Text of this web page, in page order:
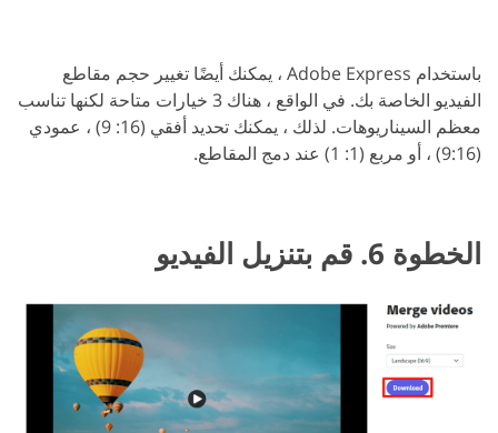
باستخدام Adobe Express ، يمكنك أيضًا تغيير حجم مقاطع
الفيديو الخاصة بك. في الواقع ، هناك 3 خيارات متاحة لكنها تناسب
معظم السيناريوهات. لذلك ، يمكنك تحديد أفقي (16: 9) ، عمودي
(9:16) ، أو مربع (1: 1) عند دمج المقاطع.
الخطوة 6. قم بتنزيل الفيديو